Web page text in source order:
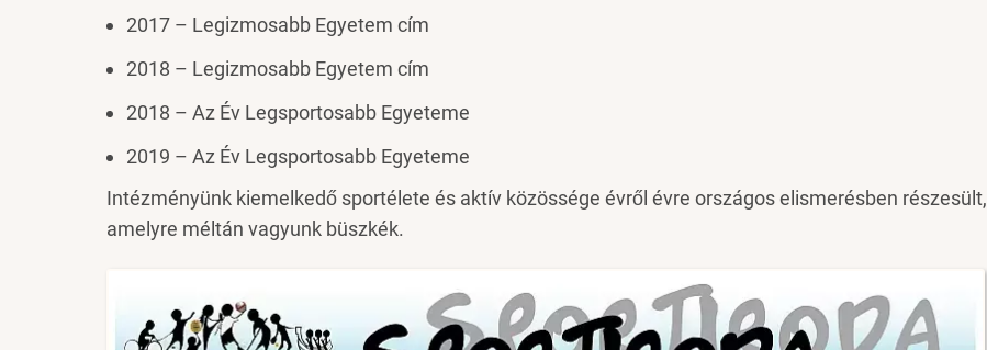
2017 – Legizmosabb Egyetem cím
2018 – Legizmosabb Egyetem cím
2018 – Az Év Legsportosabb Egyeteme
2019 – Az Év Legsportosabb Egyeteme
Intézményünk kiemelkedő sportélete és aktív közössége évről évre országos elismerésben részesült,
amelyre méltán vagyunk büszkék.